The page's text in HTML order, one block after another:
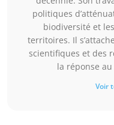
politiques
biodiversité et
territoires. Il
scientifiques et des
la réponse
Voir